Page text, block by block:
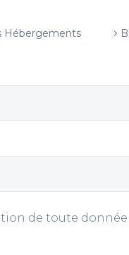
Hébergements
de toute